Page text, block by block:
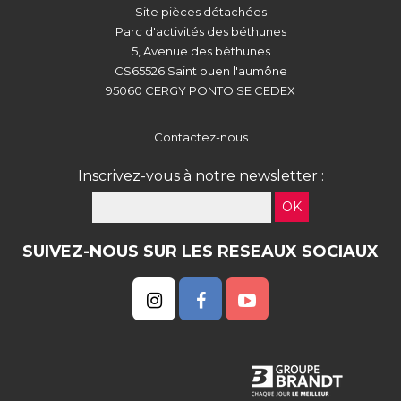
Site pièces détachées
Parc d'activités des béthunes
5, Avenue des béthunes
CS65526 Saint ouen l'aumône
95060 CERGY PONTOISE CEDEX
Contactez-nous
Inscrivez-vous à notre newsletter :
OK
SUIVEZ-NOUS SUR LES RESEAUX SOCIAUX